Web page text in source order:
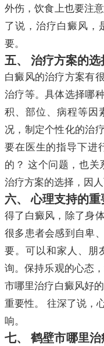
外伤，饮食上也要注
了说，治疗白癜风，
要。
五、 治疗方案的选
白癜风的治疗方案有
治疗等。具体选择哪
积、部位、病程等因
况，制定个性化的治
要在医生的指导下进
的？ 这个问题，也关
治疗方案的选择，因
六、 心理支持的重
得了白癜风，除了身
很多患者会感到自卑
要。可以和家人、朋
询。保持乐观的心态
市哪里治疗白癜风好
重要性。 往深了说，
响。
七、 鹤壁市哪里